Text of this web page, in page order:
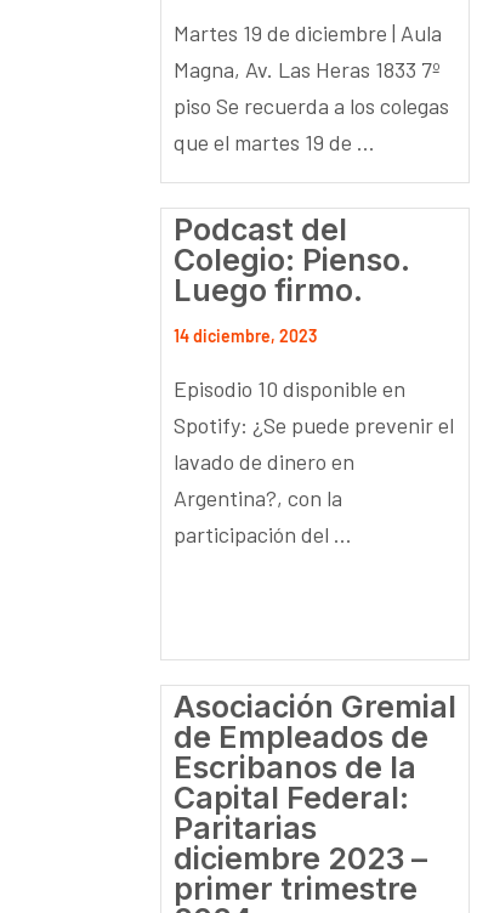
Martes 19 de diciembre | Aula
Magna, Av. Las Heras 1833 7º
piso Se recuerda a los colegas
que el martes 19 de ...
Podcast del
Colegio: Pienso.
Luego firmo.
14 diciembre, 2023
Episodio 10 disponible en
Spotify: ¿Se puede prevenir el
lavado de dinero en
Argentina?, con la
participación del ...
Asociación Gremial
de Empleados de
Escribanos de la
Capital Federal:
Paritarias
diciembre 2023 –
primer trimestre